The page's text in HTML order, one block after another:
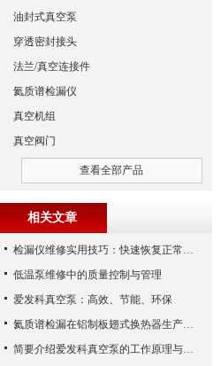
油封式真空泵
穿透密封接头
法兰/真空连接件
氦质谱检漏仪
真空机组
真空阀门
查看全部产品
相关文章
检漏仪维修实用技巧：快速恢复正常运行
低温泵维修中的质量控制与管理
爱发科真空泵：高效、节能、环保
氦质谱检漏在铝制板翅式换热器生产中的应用
简要介绍爱发科真空泵的工作原理与主要部件